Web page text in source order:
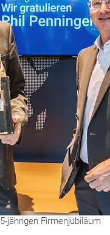
jährigen Firmenjubiläum